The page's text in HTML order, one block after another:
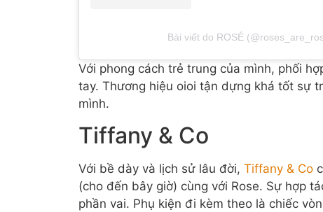
Bài viết do ROSÉ
Với phong cách trẻ trung của mình, phối
tay. Thương hiệu oioi tận dựng khá tốt sự
mình.
Tiffany & Co
Với bề dày và lịch sử lâu đời, Tiffany & Co
(cho đến bây giờ) cùng với Rose. Sự hợp
phần vai. Phụ kiện đi kèm theo là chiếc